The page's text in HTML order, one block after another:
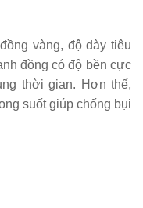
vàng, độ dày tiêu
đồng có độ bền cực
thời gian. Hơn thế,
suốt giúp chống bụi